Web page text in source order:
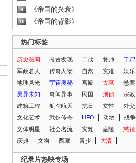
9 《帝国的兴衰》
10 《帝国的背影》
热门标签
历史秘闻 考古发现 二战 将帅
干尸
军政名人
传奇人物 自然 灾难
娱乐
地理风光
宇宙奥秘 宫殿 古墓
悬案
灵异未知
奇闻异事 民国 刑侦
宗教
建筑工程
航空航天 抗日 女性
外交
文化艺术
武侠传奇 UFO 动物
战争
文体明星
社会名流 灾难 皇陵 慈禧
庆典
文物 西藏 青少 大清
纪录片热映专场